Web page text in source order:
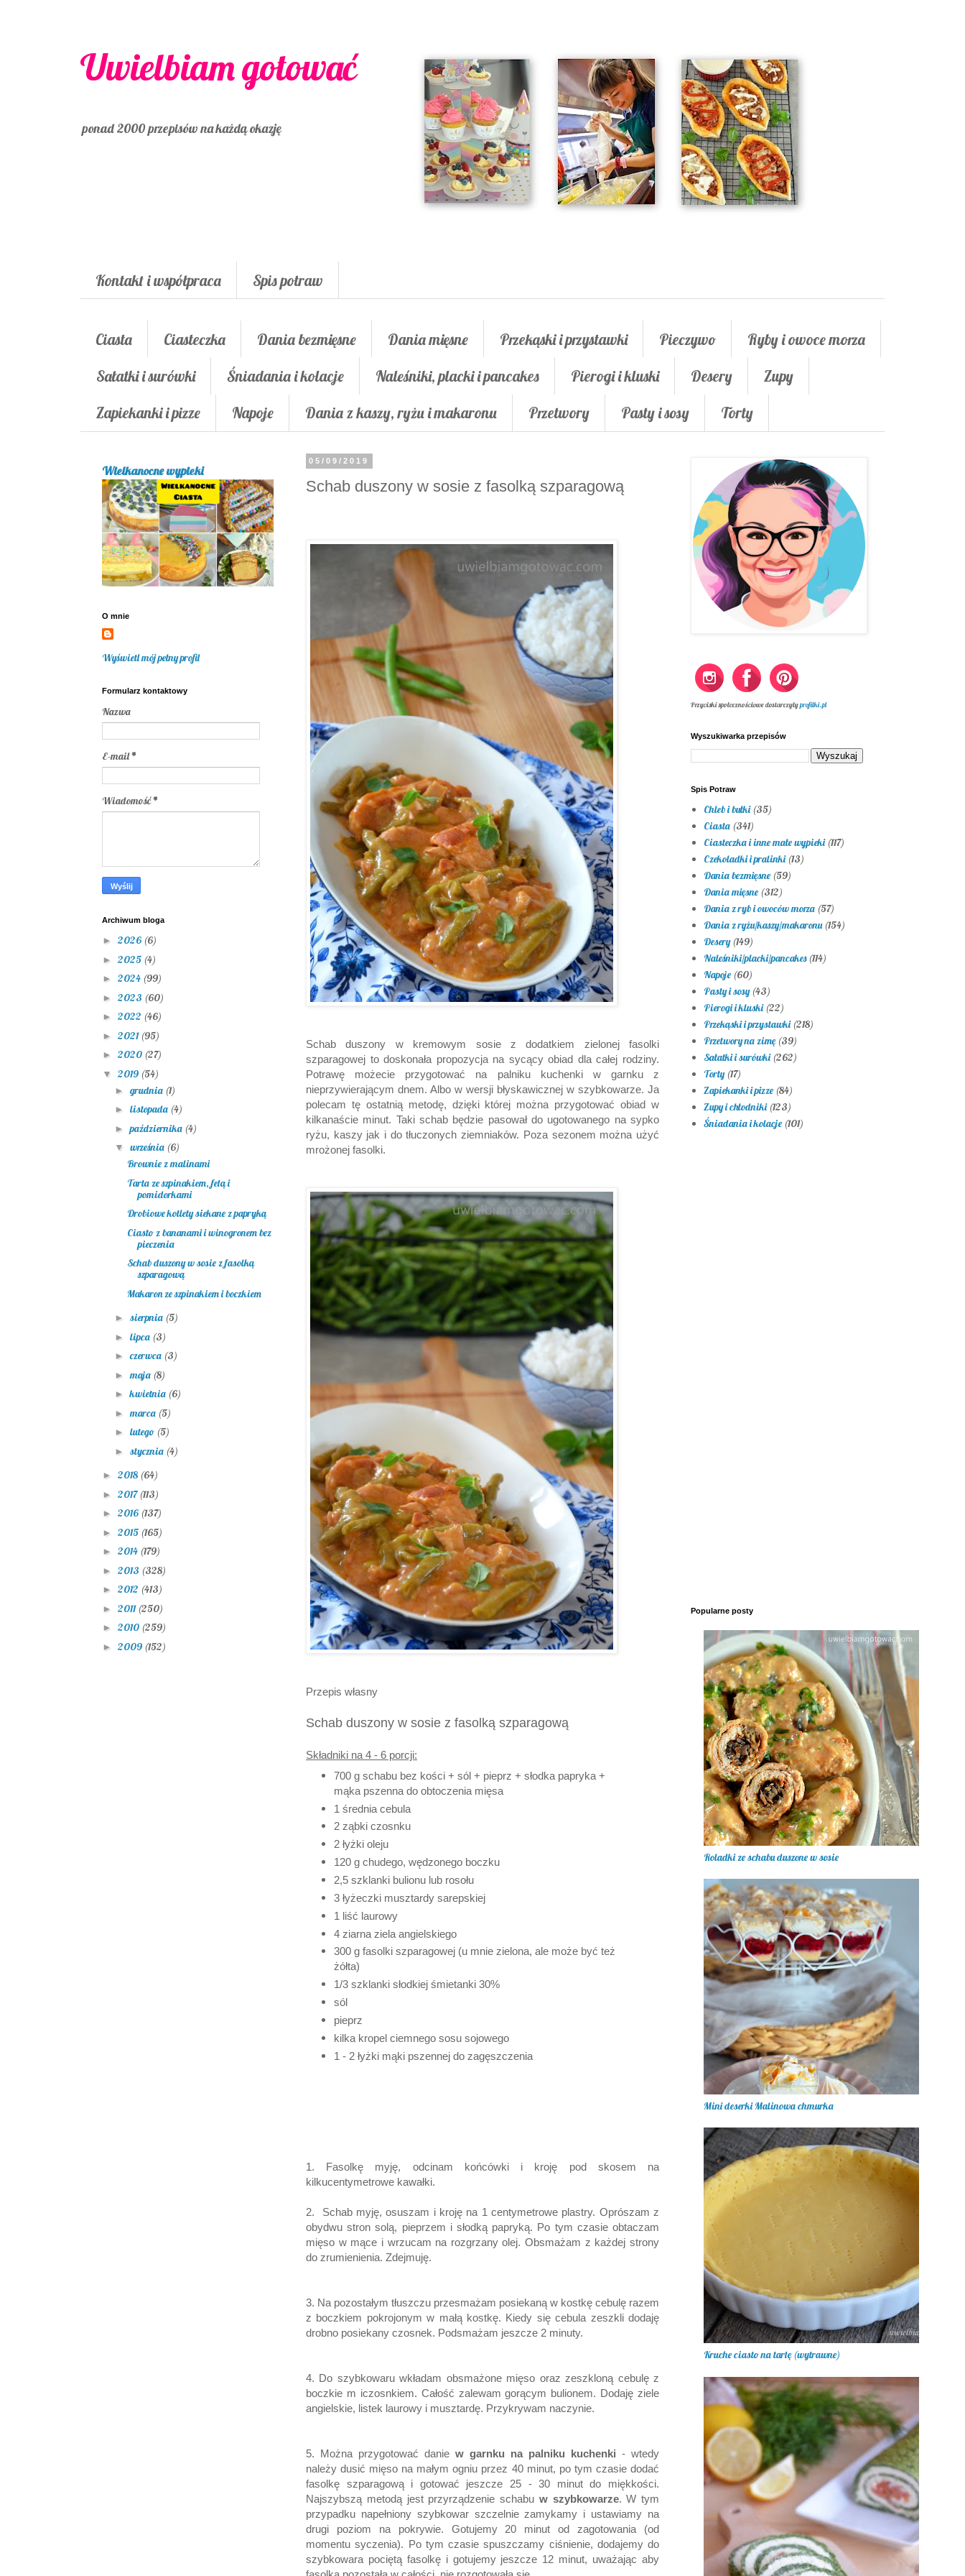
Uwielbiam gotować
ponad 2000 przepisów na każdą okazję
Kontakt i współpraca Spis potraw
Ciasta Ciasteczka Dania bezmięsne Dania mięsne Przekąski i przystawki Pieczywo
Ryby i owoce morza
Sałatki i surówki
Śniadania i kolacje Naleśniki, placki i pancakes Pierogi i kluski Desery
Zupy
Zapiekanki i pizze
Napoje Dania z kaszy, ryżu i makaronu Przetwory Pasty i sosy Torty
05/09/2019
Schab duszony w sosie z fasolką szparagową
Schab duszony w kremowym sosie z dodatkiem zielonej fasolki
szparagowej to doskonała propozycja na sycący obiad dla całej rodziny.
Potrawę możecie przygotować na palniku kuchenki w garnku z
nieprzywierającym dnem. Albo w wersji błyskawicznej w szybkowarze. Ja
polecam tę ostatnią metodę, dzięki której można przygotować obiad w
kilkanaście minut. Taki schab będzie pasował do ugotowanego na sypko
ryżu, kaszy jak i do tłuczonych ziemniaków. Poza sezonem można użyć
mrożonej fasolki.
Przepis własny
Schab duszony w sosie z fasolką szparagową
Składniki na 4 - 6 porcji:
700 g schabu bez kości + sól + pieprz + słodka papryka +
mąka pszenna do obtoczenia mięsa
1 średnia cebula
2 ząbki czosnku
2 łyżki oleju
120 g chudego, wędzonego boczku
2,5 szklanki bulionu lub rosołu
3 łyżeczki musztardy sarepskiej
1 liść laurowy
4 ziarna ziela angielskiego
300 g fasolki szparagowej (u mnie zielona, ale może być też
żółta)
1/3 szklanki słodkiej śmietanki 30%
sól
pieprz
kilka kropel ciemnego sosu sojowego
1 - 2 łyżki mąki pszennej do zagęszczenia
1. Fasolkę myję, odcinam końcówki i kroję pod skosem na
kilkucentymetrowe kawałki.
2. Schab myję, osuszam i kroję na 1 centymetrowe plastry. Oprószam z
obydwu stron solą, pieprzem i słodką papryką. Po tym czasie obtaczam
mięso w mące i wrzucam na rozgrzany olej. Obsmażam z każdej strony
do zrumienienia. Zdejmuję.
3. Na pozostałym tłuszczu przesmażam posiekaną w kostkę cebulę razem
z boczkiem pokrojonym w małą kostkę. Kiedy się cebula zeszkli dodaję
drobno posiekany czosnek. Podsmażam jeszcze 2 minuty.
4. Do szybkowaru wkładam obsmażone mięso oraz zeszkloną cebulę z
boczkie m iczosnkiem. Całość zalewam gorącym bulionem. Dodaję ziele
angielskie, listek laurowy i musztardę. Przykrywam naczynie.
5. Można przygotować danie w garnku na palniku kuchenki - wtedy
należy dusić mięso na małym ogniu przez 40 minut, po tym czasie dodać
fasolkę szparagową i gotować jeszcze 25 - 30 minut do miękkości.
Najszybszą metodą jest przyrządzenie schabu w szybkowarze. W tym
przypadku napełniony szybkowar szczelnie zamykamy i ustawiamy na
drugi poziom na pokrywie. Gotujemy 20 minut od zagotowania (od
momentu syczenia). Po tym czasie spuszczamy ciśnienie, dodajemy do
szybkowara pociętą fasolkę i gotujemy jeszcze 12 minut, uważając aby
Wielkanocne wypieki
O mnie
Wyświetl mój pełny profil
Formularz kontaktowy
Nazwa
E-mail*
Wiadomość*
Archiwum bloga
► 2026 (6)
► 2025 (4)
► 2024 (99)
► 2023 (60)
► 2022 (46)
► 2021 (95)
► 2020 (27)
▼ 2019 (54)
► grudnia (1)
► listopada (4)
►października (4)
▼ września (6)
Brownie z malinami
Tarta ze szpinakiem, fetą i
pomidorkami
Drobiowe kotlety siekane z papryką
Ciasto z bananami i winogronem bez
pieczenia
Schab duszony w sosie z fasolką
szparagową
Makaron ze szpinakiem i boczkiem
► sierpnia (5)
► lipca (3)
►czerwca (3)
► maja (8)
►kwietnia (6)
► marca (5)
► lutego (5)
► stycznia (4)
► 2018 (64)
► 2017(113)
► 2016 (137)
► 2015 (165)
► 2014 (179)
► 2013 (328)
► 2012 (413)
► 2011 (250)
► 2010 (259)
► 2009 (152)
Przyciski społecznościowe dostarczyłyprofilki.pl
Wyszukiwarka przepisów
Spis Potraw
Chleb i bułki (35)
Ciasta (341)
Ciasteczka i inne małe wypieki (117)
Czekoladki i pralinki (13)
Dania bezmięsne (59)
Dania mięsne (312)
Dania z ryb i owoców morza (57)
Dania z ryżu/kaszy/makaronu (154)
Desery (149)
Naleśniki/placki/pancakes (114)
Napoje (60)
Pasty i sosy (43)
Pierogi i kluski (22)
Przekąski i przystawki (218)
Przetwory na zimę (39)
Sałatki i surówki (262)
Torty (17)
Zapiekanki i pizze (84)
Zupy i chłodniki (123)
Śniadania i kolacje (101)
Popularne posty
Roladki ze schabu duszone w sosie
Mini deserki Malinowa chmurka
Kruche ciasto na tartę (wytrawne)